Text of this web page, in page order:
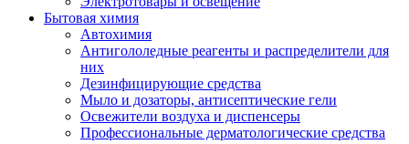
Бытовая химия
Автохимия
Антигололедные реагенты и распределители для
них
Дезинфицирующие средства
Мыло и дозаторы, антисептические гели
Освежители воздуха и диспенсеры
Профессиональные дерматологические средства